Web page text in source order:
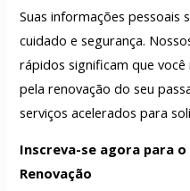
Suas informações
cuidado e segurança.
rápidos significam que
pela renovação do seu
serviços acelerados para
Inscreva-se agora para o
Renovação